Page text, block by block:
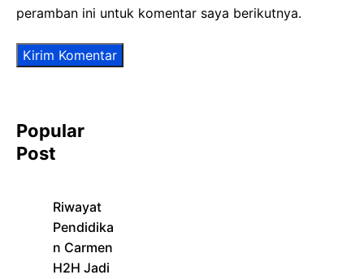
peramban ini untuk komentar saya berikutnya.
Popular
Post
Riwayat
Pendidika
n Carmen
H2H Jadi